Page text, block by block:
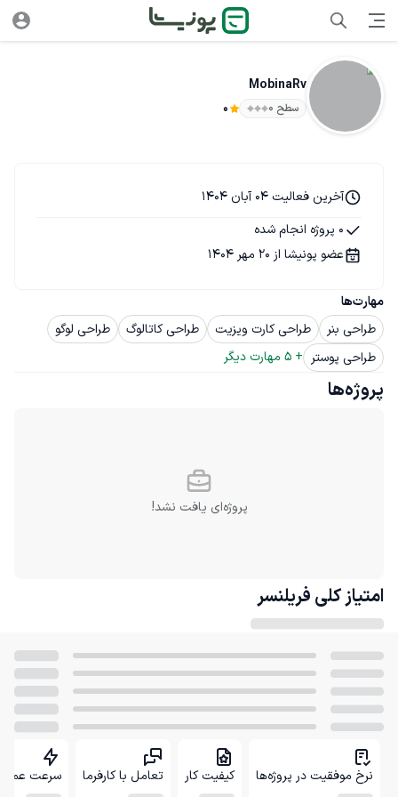
MobinaRv
سطح ۰ 0
مهارت‌ها
طراحی بنر
طراحی کارت ویزیت طراحی کاتالوگ
طراحی لوگو
طراحی پوستر +
5 مهارت دیگر
آخرین فعالیت 04 آبان 1404
0 پروژه انجام شده
عضو پونیشا از 20 مهر 1404
پروژه‌ها
پروژه‌ای یافت نشد!
امتیاز کلی فریلنسر
نرخ موفقیت در پروژه‌ها کیفیت کار تعامل با کارفرما سرعت عمل